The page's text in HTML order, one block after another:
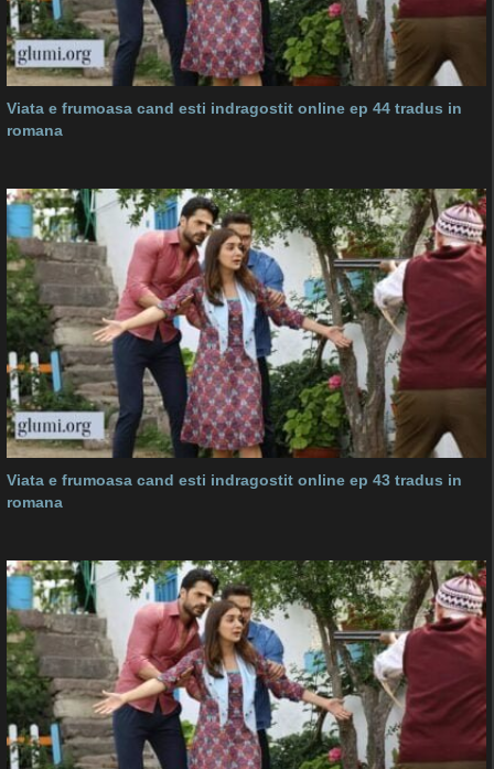
Viata e frumoasa cand esti indragostit online ep 44 tradus in
romana
Viata e frumoasa cand esti indragostit online ep 43 tradus in
romana